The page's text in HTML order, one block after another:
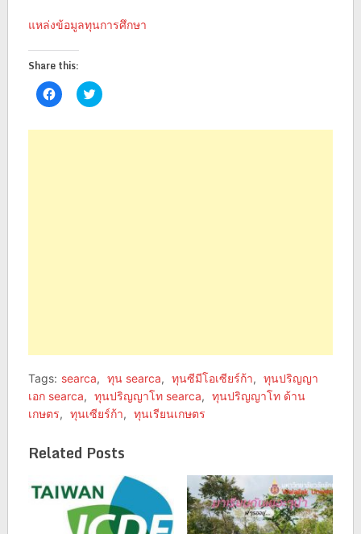
แหล่งข้อมูลทุนการศึกษา
Share this:
Click
to
Facebook
Click
to
Twitter
Tags: searca, ทุน searca, ทุนซีมีโอเซียร์ก้า, ทุนปริญญา
เอก searca, ทุนปริญญาโท searca, ทุนปริญญาโท ด้าน
เกษตร, ทุนเซียร์ก้า, ทุนเรียนเกษตร
Related Posts